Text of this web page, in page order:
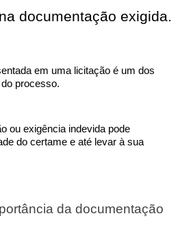
documentação exigida.
em uma licitação é um dos
processo.
ou exigência indevida pode
do certame e até levar à sua
da documentação